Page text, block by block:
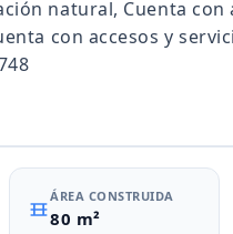
natural, Cuenta con
con accesos y
ÁREA CONSTRUIDA
80 m²